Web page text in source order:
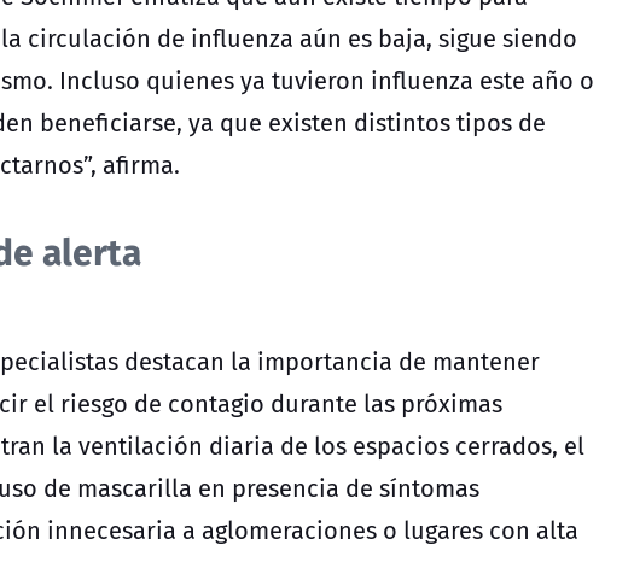
circulación de influenza aún es baja, sigue siendo
Incluso quienes ya tuvieron influenza este año o
beneficiarse, ya que existen distintos tipos de
afirma.
alerta
destacan la importancia de mantener
el riesgo de contagio durante las próximas
la ventilación diaria de los espacios cerrados, el
de mascarilla en presencia de síntomas
innecesaria a aglomeraciones o lugares con alta